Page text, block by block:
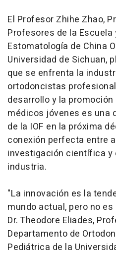
El Profesor Zhihe Zhao,
Profesores de la Escuela
Estomatología de China
Universidad de Sichuan,
que se enfrenta la
ortodoncistas
desarrollo y la
médicos jóvenes es una
de la IOF en la próxima
conexión perfecta entre
investigación científica y
industria.
"La innovación es la
mundo actual, pero no
Dr. Theodore Eliades,
Departamento de
Pediátrica de la